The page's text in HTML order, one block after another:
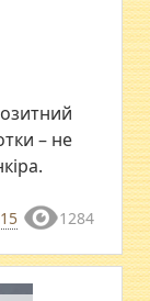
– не
1284